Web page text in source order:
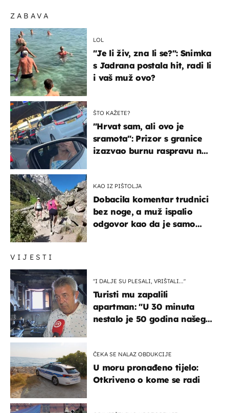
VIJESTI
"I DALJE SU PLESALI, VRIŠTALI..."
Turisti mu zapalili
apartman: "U 30 minuta
nestalo je 50 godina našeg
ČEKA SE NALAZ OBDUKCIJE
U moru pronađeno tijelo:
Otkriveno o kome se radi
ZABAVA
LOL
"Je li živ, zna li se?": Snimka
s Jadrana postala hit, radi li
i vaš muž ovo?
ŠTO KAŽETE?
"Hrvat sam, ali ovo je
sramota": Prizor s granice
izazvao burnu raspravu na
KAO IZ PIŠTOLJA
Dobacila komentar trudnici
bez noge, a muž ispalio
odgovor kao da je samo